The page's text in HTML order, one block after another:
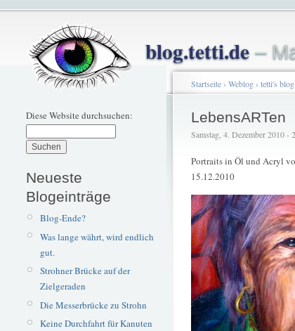
blog.tetti.de–
Diese Website durchsuchen:
Neueste
Blogeinträge
Blog-Ende?
Was lange währt, wird endlich
gut.
Strohner Brücke auf der
Zielgeraden
Die Messerbrücke zu Strohn
Keine Durchfahrt für Kanuten
Startseite› Weblog› tetti's blog
LebensARTen
Samstag, 4. Dezember 2010 -
Portraits in Öl und Acryl
15.12.2010